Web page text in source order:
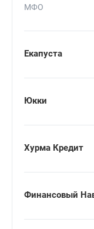
МФО
Екапуста
Юкки
Хурма Кредит
Финансовый